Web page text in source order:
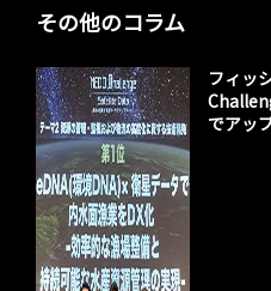
その他のコラム
フィッ
でアッ